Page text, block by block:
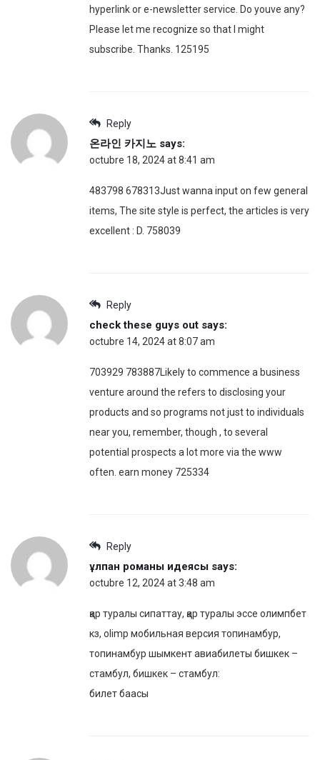
hyperlink or e-newsletter service. Do youve any?
Please let me recognize so that I might
subscribe. Thanks. 125195
Reply
온라인 카지노 says:
octubre 18, 2024 at 8:41 am
483798 678313Just wanna input on few general
items, The site style is perfect, the articles is very
excellent : D. 758039
Reply
check these guys out says:
octubre 14, 2024 at 8:07 am
703929 783887Likely to commence a business
venture around the refers to disclosing your
products and so programs not just to individuals
near you, remember, though , to several
potential prospects a lot more via the www
often. earn money 725334
Reply
ұлпан романы идеясы says:
octubre 12, 2024 at 3:48 am
қар туралы сипаттау, қар туралы эссе олимпбет
кз, olimp мобильная версия топинамбур,
топинамбур шымкент авиабилеты бишкек –
стамбул, бишкек – стамбул:
билет баасы